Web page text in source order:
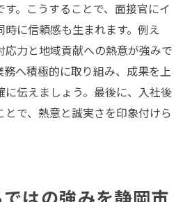
。こうすることで、面接官にイ
時に信頼感も生まれます。例え
応力と地域貢献への熱意が強みで
へ積極的に取り組み、成果を上
に伝えましょう。最後に、入社後
とで、熱意と誠実さを印象付けら